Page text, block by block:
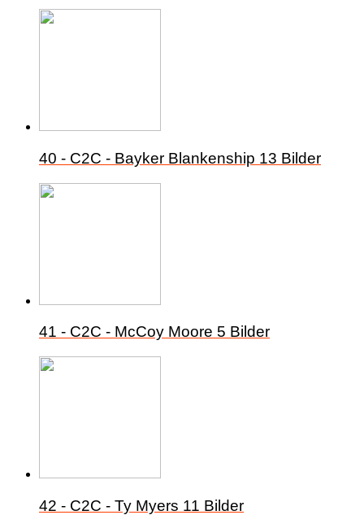
40 - C2C - Bayker Blankenship 13 Bilder
41 - C2C - McCoy Moore 5 Bilder
42 - C2C - Ty Myers 11 Bilder